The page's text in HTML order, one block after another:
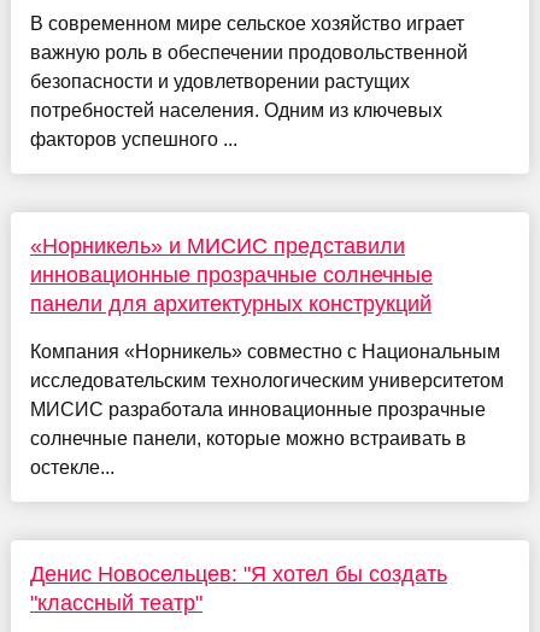
В современном мире сельское хозяйство играет
важную роль в обеспечении продовольственной
безопасности и удовлетворении растущих
потребностей населения. Одним из ключевых
факторов успешного ...
«Норникель» и МИСИС представили
инновационные прозрачные солнечные
панели для архитектурных конструкций
Компания «Норникель» совместно с Национальным
исследовательским технологическим университетом
МИСИС разработала инновационные прозрачные
солнечные панели, которые можно встраивать в
остекле...
Денис Новосельцев: "Я хотел бы создать
"классный театр"